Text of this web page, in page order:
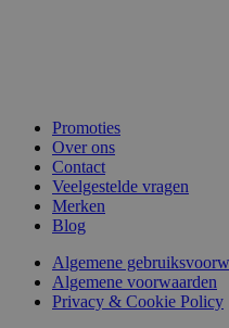
Promoties
Over ons
Contact
Veelgestelde vragen
Merken
Blog
Algemene
Algemene voorwaarden
Privacy & Cookie Policy